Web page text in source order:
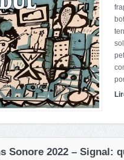
Sonore 2022 – Signal: